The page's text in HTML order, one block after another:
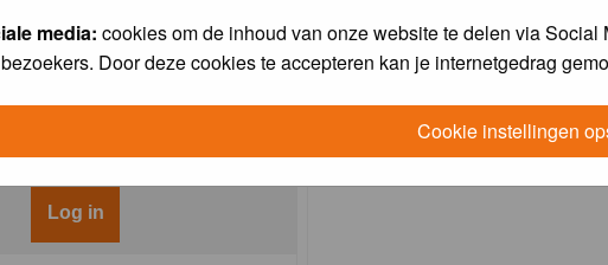
media: cookies om de inhoud van onze website te delen via
Door deze cookies te accepteren kan je internetgedrag
Cookie instellingen